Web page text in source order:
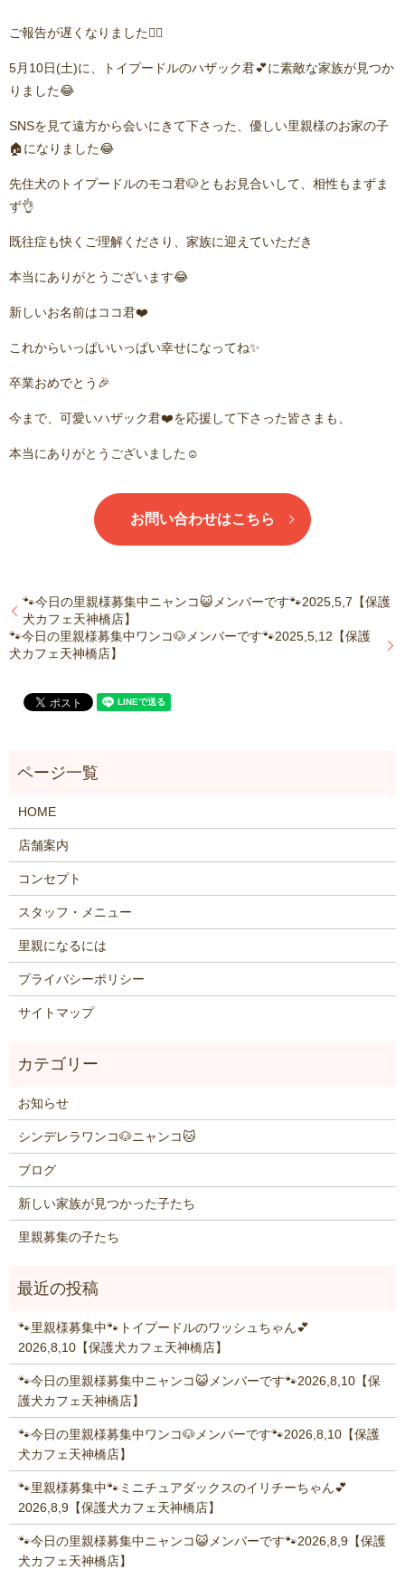
ご報告が遅くなりました🙇‍♂️
5月10日(土)に、トイプードルのハザック君💕に素敵な家族が見つか
りました😂
SNSを見て遠方から会いにきて下さった、優しい里親様のお家の子
🏠になりました😂
先住犬のトイプードルのモコ君🐶ともお見合いして、相性もまずま
ず👌
既往症も快くご理解くださり、家族に迎えていただき
本当にありがとうございます😂
新しいお名前はココ君❤️
これからいっぱいいっぱい幸せになってね✨
卒業おめでとう🎉
今まで、可愛いハザック君❤️を応援して下さった皆さまも、
本当にありがとうございました☺️
お問い合わせはこちら
🐾今日の里親様募集中ニャンコ😺メンバーです🐾2025,5,7【保護
犬カフェ天神橋店】
🐾今日の里親様募集中ワンコ🐶メンバーです🐾2025,5,12【保護
犬カフェ天神橋店】
HOME
店舗案内
コンセプト
スタッフ・メニュー
里親になるには
プライバシーポリシー
サイトマップ
お知らせ
シンデレラワンコ🐶ニャンコ🐱
ブログ
新しい家族が見つかった子たち
里親募集の子たち
🐾里親様募集中🐾トイプードルのワッシュちゃん💕
2026,8,10【保護犬カフェ天神橋店】
🐾今日の里親様募集中ニャンコ😺メンバーです🐾2026,8,10【保
護犬カフェ天神橋店】
🐾今日の里親様募集中ワンコ🐶メンバーです🐾2026,8,10【保護
犬カフェ天神橋店】
🐾里親様募集中🐾ミニチュアダックスのイリチーちゃん💕
2026,8,9【保護犬カフェ天神橋店】
🐾今日の里親様募集中ニャンコ😺メンバーです🐾2026,8,9【保護
犬カフェ天神橋店】